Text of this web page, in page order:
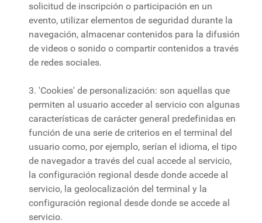
solicitud de inscripción o participación en un
evento, utilizar elementos de seguridad durante la
navegación, almacenar contenidos para la difusión
de videos o sonido o compartir contenidos a través
de redes sociales.
3. 'Cookies' de personalización: son aquellas que
permiten al usuario acceder al servicio con algunas
características de carácter general predefinidas en
función de una serie de criterios en el terminal del
usuario como, por ejemplo, serían el idioma, el tipo
de navegador a través del cual accede al servicio,
la configuración regional desde donde accede al
servicio, la geolocalización del terminal y la
configuración regional desde donde se accede al
servicio.